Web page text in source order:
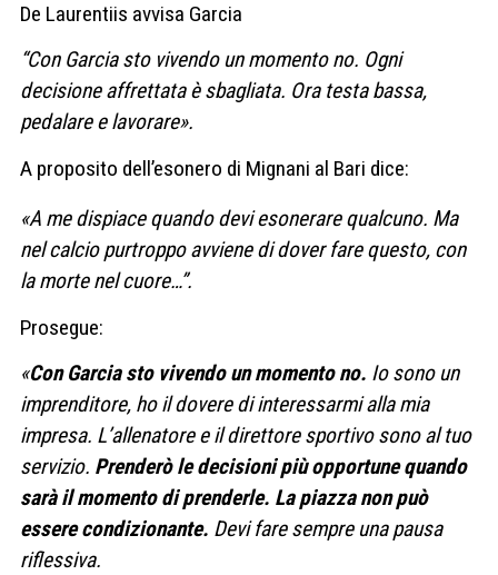
De Laurentiis avvisa Garcia
“Con Garciasto vivendo un momento no. Ogni
decisione affrettata è sbagliata. Ora testa bassa,
pedalare e lavorare».
A proposito dell’esonero di Mignani al Bari dice:
«A me dispiace quando devi esonerare qualcuno. Ma
nel calcio purtroppo avviene di dover fare questo, con
la morte nel cuore…”.
Prosegue:
«Con Garcia sto vivendo un momento no. Io sono un
imprenditore, ho il dovere di interessarmi alla mia
impresa. L’allenatore e il direttore sportivo sono al tuo
servizio. Prenderò le decisioni più opportune quando
sarà il momento di prenderle. La piazza non può
essere condizionante. Devi fare sempre una pausa
riflessiva.